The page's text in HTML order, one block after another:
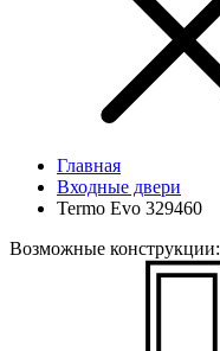
Главная
Входные двери
Termo Evo 329460
Возможные конструкции: